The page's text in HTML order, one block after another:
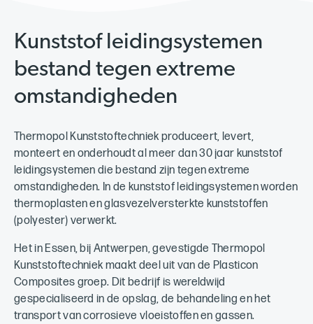
Kunststof leidingsystemen
bestand tegen extreme
omstandigheden
Thermopol Kunststoftechniek produceert, levert,
monteert en onderhoudt al meer dan 30 jaar kunststof
leidingsystemen die bestand zijn tegen extreme
omstandigheden. In de kunststof leidingsystemen worden
thermoplasten en glasvezelversterkte kunststoffen
(polyester) verwerkt.
Het in Essen, bij Antwerpen, gevestigde Thermopol
Kunststoftechniek maakt deel uit van de Plasticon
Composites groep. Dit bedrijf is wereldwijd
gespecialiseerd in de opslag, de behandeling en het
transport van corrosieve vloeistoffen en gassen.